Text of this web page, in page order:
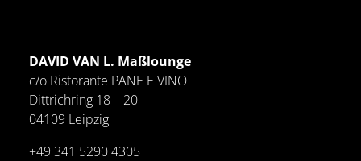
DAVID VAN L. Maßlounge
c/o Ristorante PANE E VINO
Dittrichring 18 – 20
04109 Leipzig
+49 341 5290 4305